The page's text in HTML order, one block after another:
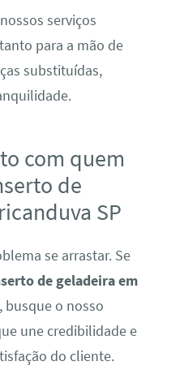
serviços
para a mão de
substituídas,
com quem
de
SP
se arrastar. Se
de geladeira em
busque o nosso
une credibilidade e
do cliente.